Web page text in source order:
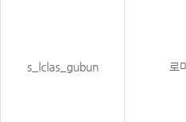
s_lclas_gubun 로